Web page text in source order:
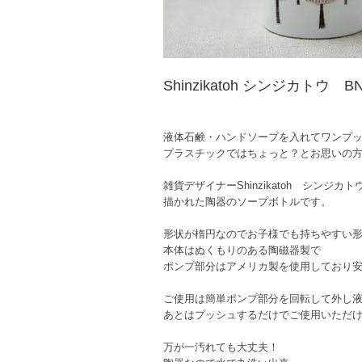
Shinzikatoh シンジカトウ
液体石鹸・ハンドソープを入れてワンプ
プラスチックではちょっと？とお思いの
雑貨デザイナーShinzikatoh シンジカト
描かれた陶器のソープボトルです。
形状が楕円なのでお子様でも持ちやすい
本体はぬくもりのある陶磁器製で
ポンプ部分はアメリカ製を使用しており
ご使用は簡単ポンプ部分を回転して外し
あとはプッシュするだけでご使用いただ
万が一汚れても大丈夫！